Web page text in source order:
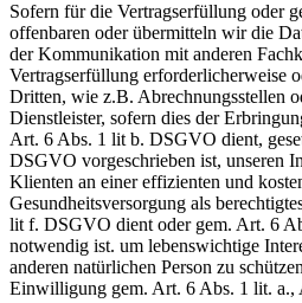
Sofern für die Vertragserfüllung oder
offenbaren oder übermitteln wir die
der Kommunikation mit anderen
Vertragserfüllung erforderlicherweise
Dritten, wie z.B. Abrechnungsstellen
Dienstleister, sofern dies der
Art. 6 Abs. 1 lit b. DSGVO dient,
DSGVO vorgeschrieben ist, unseren
Klienten an einer effizienten und
Gesundheitsversorgung als
lit f. DSGVO dient oder gem. Art. 6
notwendig ist. um lebenswichtige
anderen natürlichen Person zu
Einwilligung gem. Art. 6 Abs. 1 lit.